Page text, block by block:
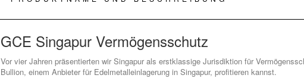
GCE Singapur Vermögensschutz
Vor vier Jahren präsentierten wir Singapur als erstklassige Jurisdiktion für
Bullion, einem Anbieter für Edelmetalleinlagerung in Singapur, profitieren kannst.